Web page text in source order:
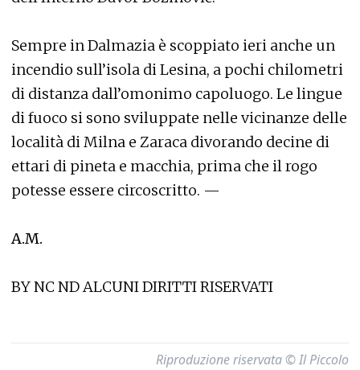
Sempre in Dalmazia è scoppiato ieri anche un
incendio sull’isola di Lesina, a pochi chilometri
di distanza dall’omonimo capoluogo. Le lingue
di fuoco si sono sviluppate nelle vicinanze delle
località di Milna e Zaraca divorando decine di
ettari di pineta e macchia, prima che il rogo
potesse essere circoscritto. —
A.M.
BY NC ND ALCUNI DIRITTI RISERVATI
Riproduzione riservata © Il Piccolo